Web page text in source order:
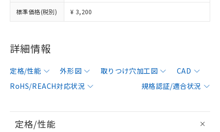
標準価格(税別) ¥ 3,200
詳細情報
定格/性能 外形図 取りつけ穴加工図
CAD
RoHS/REACH対応状況
規格認証/適合状況
定格/性能